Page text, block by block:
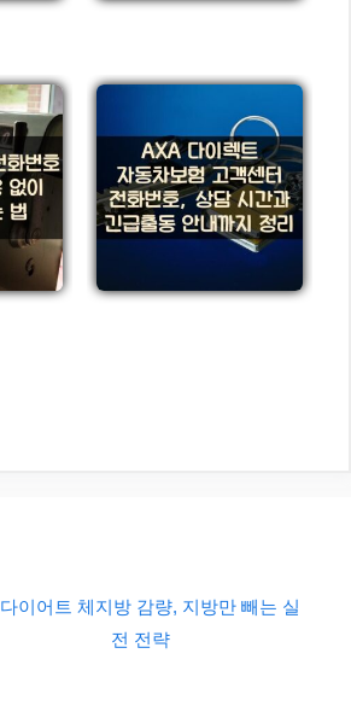
다이어트 체지방 감량, 지방만 빼는 실
전 전략